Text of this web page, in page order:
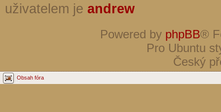
uživatelem je andrew
Powered by phpBB®
Pro Ubuntu
Český
Obsah fóra